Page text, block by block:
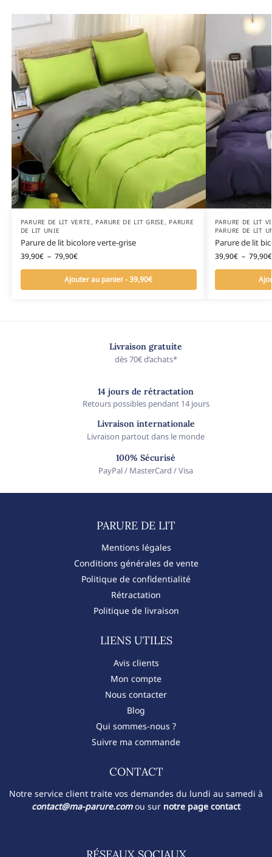
PARURE DE LIT VERTE, PARURE DE LIT GRISE, PARURE
DE LIT UNIE
Parure de lit bicolore verte-grise
39,90€ – 79,90€
Ajouter au panier - 39,90€
PARURE DE LIT
PARURE DE LIT
Parure de lit
39,90€ – 79,90€
Livraison gratuite
dès 70€ d’achats*
14 jours de rétractation
Retours possibles pendant 14 jours
Livraison internationale
Livraison partout dans le monde
100% Sécurisé
PayPal / MasterCard / Visa
PARURE DE LIT​
Mentions légales
Conditions générales de vente
Politique de confidentialité
Rétractation
Politique de livraison
LIENS UTILES
Avis clients
Mon compte
Nous contacter
Blog
Qui sommes-nous ?
Suivre ma commande
CONTACT​
Notre service client traite vos demandes du lundi au samedi à
contact@ma-parure.comou sur notre page contact